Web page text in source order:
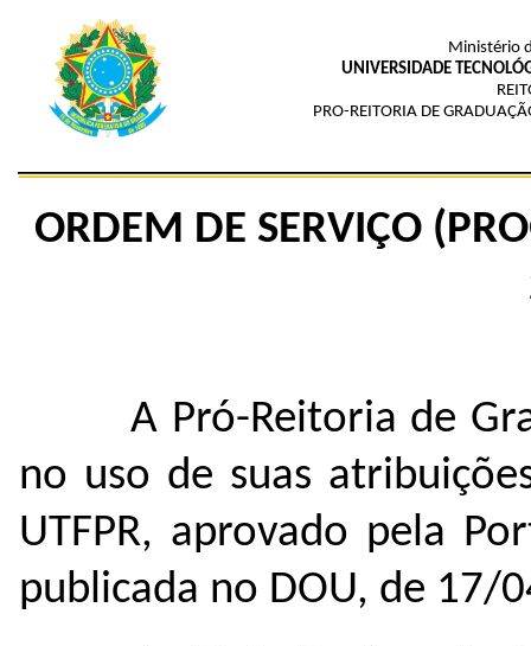
Ministério
UNIVERSIDADE
PRO-REITORIA DE
ORDEM DE SERVIÇO
A Pró-Reitoria de
no uso de suas
UTFPR, aprovado pela
publicada no DOU, de 17/